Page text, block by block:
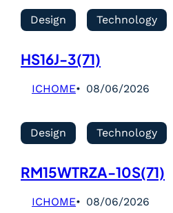
Design Technology
HS16J-3(71)
ICHOME 08/06/2026
Design Technology
RM15WTRZA-10S(71)
ICHOME 08/06/2026